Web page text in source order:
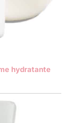
hydratante